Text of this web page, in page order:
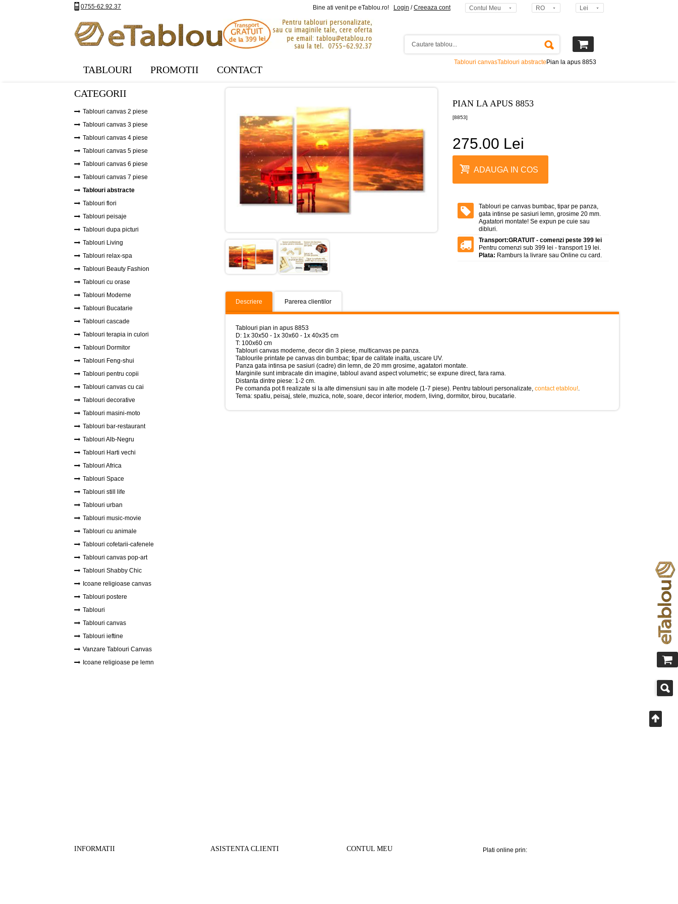
0755-62.92.37 Bine ati venit pe eTablou.ro! Login /Creeaza cont Contul Meu RO Lei
TABLOURI PROMOTII CONTACT
Tablouri canvasTablouri abstracte Pian la apus 8853
PIAN LA APUS 8853
[8853]
275.00 Lei
ADAUGA IN COS
Tablouri pe canvas bumbac, tipar pe panza,
gata intinse pe sasiuri lemn, grosime 20 mm.
Agatatori montate! Se expun pe cuie sau
dibluri.
Transport:GRATUIT - comenzi peste 399 lei
Pentru comenzi sub 399 lei - transport 19 lei.
Plata: Ramburs la livrare sau Online cu card.
Descriere Parerea clientilor
Tablouri pian in apus 8853
D: 1x 30x50 - 1x 30x60 - 1x 40x35 cm
T: 100x60 cm
Tablouri canvas moderne, decor din 3 piese, multicanvas pe panza.
Tablourile printate pe canvas din bumbac; tipar de calitate inalta, uscare UV.
Panza gata intinsa pe sasiuri (cadre) din lemn, de 20 mm grosime, agatatori montate.
Marginile sunt imbracate din imagine, tabloul avand aspect volumetric; se expune direct, fara rama.
Distanta dintre piese: 1-2 cm.
Pe comanda pot fi realizate si la alte dimensiuni sau in alte modele (1-7 piese). Pentru tablouri personalizate, contact etablou!.
Tema: spatiu, peisaj, stele, muzica, note, soare, decor interior, modern, living, dormitor, birou, bucatarie.
CATEGORII
Tablouri canvas 2 piese
Tablouri canvas 3 piese
Tablouri canvas 4 piese
Tablouri canvas 5 piese
Tablouri canvas 6 piese
Tablouri canvas 7 piese
Tablouri abstracte
Tablouri flori
Tablouri peisaje
Tablouri dupa picturi
Tablouri Living
Tablouri relax-spa
Tablouri Beauty Fashion
Tablouri cu orase
Tablouri Moderne
Tablouri Bucatarie
Tablouri cascade
Tablouri terapia in culori
Tablouri Dormitor
Tablouri Feng-shui
Tablouri pentru copii
Tablouri canvas cu cai
Tablouri decorative
Tablouri masini-moto
Tablouri bar-restaurant
Tablouri Alb-Negru
Tablouri Harti vechi
Tablouri Africa
Tablouri Space
Tablouri still life
Tablouri urban
Tablouri music-movie
Tablouri cu animale
Tablouri cofetarii-cafenele
Tablouri canvas pop-art
Tablouri Shabby Chic
Icoane religioase canvas
Tablouri postere
Tablouri
Tablouri canvas
Tablouri ieftine
Vanzare Tablouri Canvas
Icoane religioase pe lemn
INFORMATII ASISTENTA CLIENTI CONTUL MEU Plati online prin: